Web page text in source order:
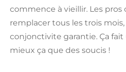
commence à vieillir. Les pros
remplacer tous les trois
conjonctivite garantie. Ça
mieux ça que des soucis !